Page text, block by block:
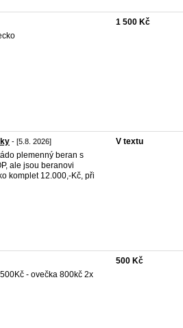
1 500 Kč
- [5.8. 2026]
plemenný beran s
ale jsou beranovi
komplet 12.000,-Kč, při
V textu
- ovečka 800kč 2x
500 Kč